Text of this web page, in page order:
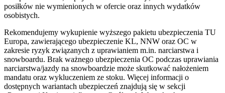
posiłków nie wymienionych w ofercie oraz innych wydatków
osobistych.
Rekomendujemy wykupienie wyższego pakietu ubezpieczenia TU
Europa, zawierającego ubezpieczenie KL, NNW oraz OC w
zakresie ryzyk związanych z uprawianiem m.in. narciarstwa i
snowboardu. Brak ważnego ubezpieczenia OC podczas uprawiania
narciarstwa/jazdy na snowboardzie może skutkować nałożeniem
mandatu oraz wykluczeniem ze stoku. Więcej informacji o
dostępnych wariantach ubezpieczeń znajdują się w sekcji